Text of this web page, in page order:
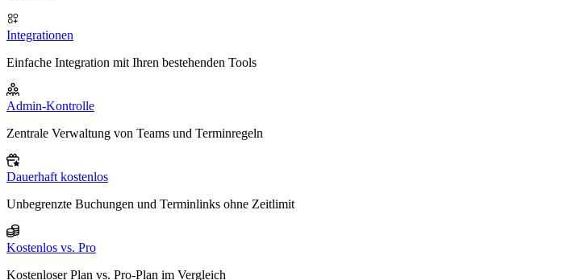
Integrationen
Einfache Integration mit Ihren bestehenden Tools
Admin-Kontrolle
Zentrale Verwaltung von Teams und Terminregeln
Dauerhaft kostenlos
Unbegrenzte Buchungen und Terminlinks ohne Zeitlimit
Kostenlos vs. Pro
Kostenloser Plan vs. Pro-Plan im Vergleich